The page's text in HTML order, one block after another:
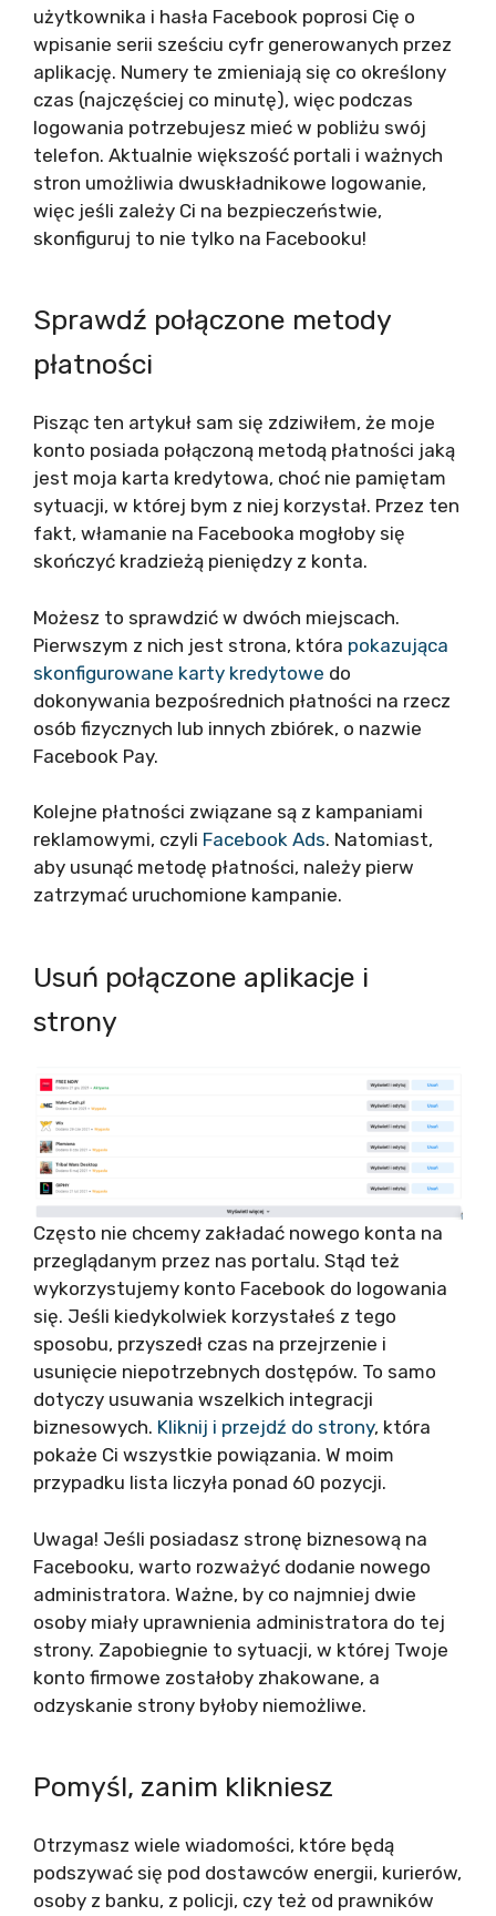
użytkownika i hasła Facebook poprosi Cię o
wpisanie serii sześciu cyfr generowanych przez
aplikację. Numery te zmieniają się co określony
czas (najczęściej co minutę), więc podczas
logowania potrzebujesz mieć w pobliżu swój
telefon. Aktualnie większość portali i ważnych
stron umożliwia dwuskładnikowe logowanie,
więc jeśli zależy Ci na bezpieczeństwie,
skonfiguruj to nie tylko na Facebooku!
Sprawdź połączone metody
płatności
Pisząc ten artykuł sam się zdziwiłem, że moje
konto posiada połączoną metodą płatności jaką
jest moja karta kredytowa, choć nie pamiętam
sytuacji, w której bym z niej korzystał. Przez ten
fakt, włamanie na Facebooka mogłoby się
skończyć kradzieżą pieniędzy z konta.
Możesz to sprawdzić w dwóch miejscach.
Pierwszym z nich jest strona, która pokazująca
skonfigurowane karty kredytowe do
dokonywania bezpośrednich płatności na rzecz
osób fizycznych lub innych zbiórek, o nazwie
Facebook Pay.
Kolejne płatności związane są z kampaniami
reklamowymi, czyli Facebook Ads. Natomiast,
aby usunąć metodę płatności, należy pierw
zatrzymać uruchomione kampanie.
Usuń połączone aplikacje i
strony
Często nie chcemy zakładać nowego konta na
przeglądanym przez nas portalu. Stąd też
wykorzystujemy konto Facebook do logowania
się. Jeśli kiedykolwiek korzystałeś z tego
sposobu, przyszedł czas na przejrzenie i
usunięcie niepotrzebnych dostępów. To samo
dotyczy usuwania wszelkich integracji
biznesowych. Kliknij i przejdź do strony, która
pokaże Ci wszystkie powiązania. W moim
przypadku lista liczyła ponad 60 pozycji.
Uwaga! Jeśli posiadasz stronę biznesową na
Facebooku, warto rozważyć dodanie nowego
administratora. Ważne, by co najmniej dwie
osoby miały uprawnienia administratora do tej
strony. Zapobiegnie to sytuacji, w której Twoje
konto firmowe zostałoby zhakowane, a
odzyskanie strony byłoby niemożliwe.
Pomyśl, zanim klikniesz
Otrzymasz wiele wiadomości, które będą
podszywać się pod dostawców energii, kurierów,
osoby z banku, z policji, czy też od prawników